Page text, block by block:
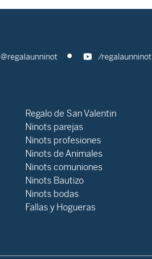
@regalaunninot /regalaunninot
Regalo de San Valentin
Ninots parejas
Ninots profesiones
Ninots de Animales
Ninots comuniones
Ninots Bautizo
Ninots bodas
Fallas y Hogueras